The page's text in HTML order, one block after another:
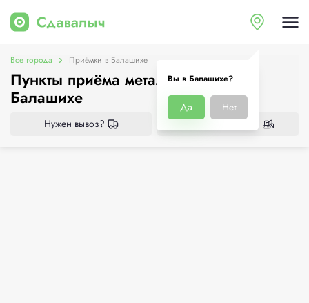
Вы в Балашихе?
Да Нет
Все города Приёмки в Балашихе
Пункты приёма металлолома в
Балашихе
Нужен вывоз? Нужен демонтаж?